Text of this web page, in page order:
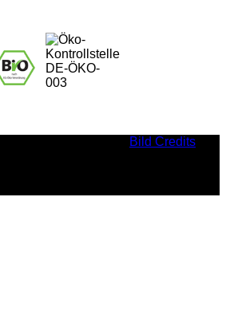
Bild Credits